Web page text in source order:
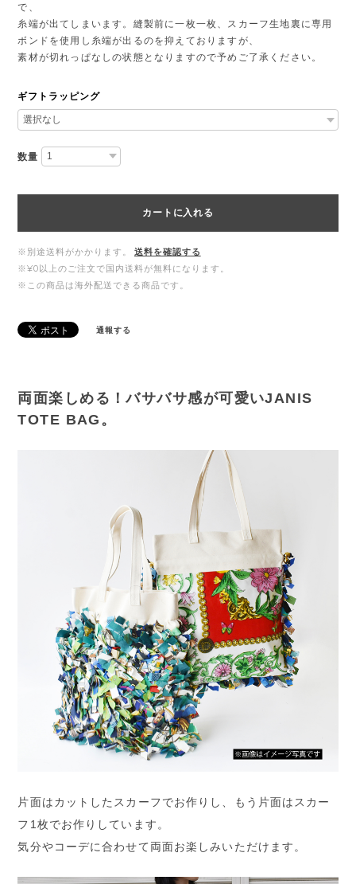
で、
糸端が出てしまいます。縫製前に一枚一枚、スカーフ生地裏に専用
ボンドを使用し糸端が出るのを抑えておりますが、
素材が切れっぱなしの状態となりますので予めご了承ください。
ギフトラッピング
数量
カートに入れる
※別途送料がかかります。
送料を確認する
※¥0以上のご注文で国内送料が無料になります。
※この商品は海外配送できる商品です。
通報する
両面楽しめる！バサバサ感が可愛いJANIS
TOTE BAG。
片面はカットしたスカーフでお作りし、もう片面はスカー
フ1枚でお作りしています。
気分やコーデに合わせて両面お楽しみいただけます。